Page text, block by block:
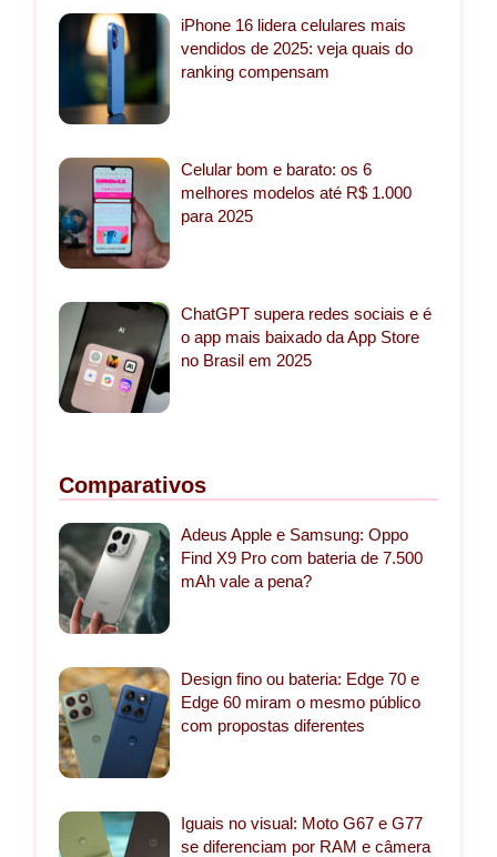
iPhone 16 lidera celulares mais
vendidos de 2025: veja quais do
ranking compensam
Celular bom e barato: os 6
melhores modelos até R$ 1.000
para 2025
ChatGPT supera redes sociais e é
o app mais baixado da App Store
no Brasil em 2025
Comparativos
Adeus Apple e Samsung: Oppo
Find X9 Pro com bateria de 7.500
mAh vale a pena?
Design fino ou bateria: Edge 70 e
Edge 60 miram o mesmo público
com propostas diferentes
Iguais no visual: Moto G67 e G77
se diferenciam por RAM e câmera